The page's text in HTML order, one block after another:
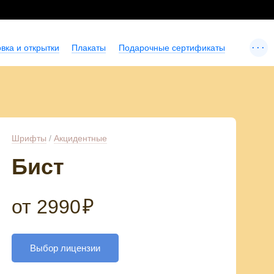
и открытки Плакаты Подарочные сертификаты ...
Шрифты /Акцидентные
Бист
от 2990₽
Выбор лицензии